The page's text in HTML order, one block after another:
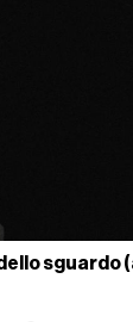
sguardo